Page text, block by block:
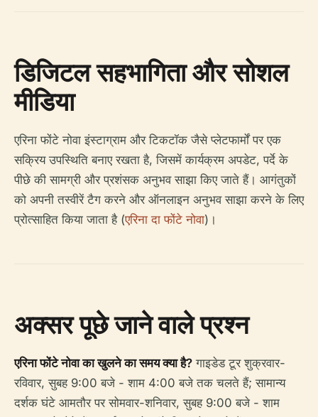
डिजिटल सहभागिता और सोशल
मीडिया
एरिना फोंटे नोवा इंस्टाग्राम और टिकटॉक जैसे प्लेटफार्मों पर एक
सक्रिय उपस्थिति बनाए रखता है, जिसमें कार्यक्रम अपडेट, पर्दे के
पीछे की सामग्री और प्रशंसक अनुभव साझा किए जाते हैं। आगंतुकों
को अपनी तस्वीरें टैग करने और ऑनलाइन अनुभव साझा करने के लिए
प्रोत्साहित किया जाता है (एरिना दा फोंटे नोवा)।
अक्सर पूछे जाने वाले प्रश्न
एरिना फोंटे नोवा का खुलने का समय क्या है? गाइडेड टूर शुक्रवार-
रविवार, सुबह 9:00 बजे - शाम 4:00 बजे तक चलते हैं; सामान्य
दर्शक घंटे आमतौर पर सोमवार-शनिवार, सुबह 9:00 बजे - शाम